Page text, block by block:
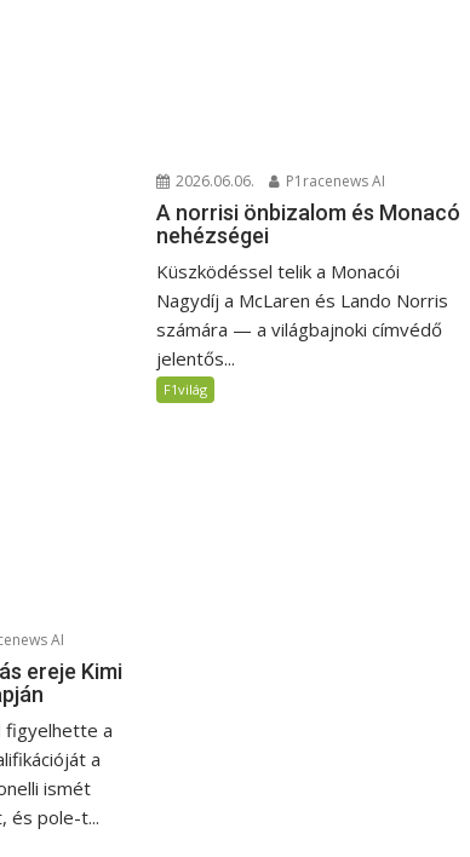
2026.06.06. P1racenews AI
A norrisi önbizalom és Monacó
nehézségei
Küszködéssel telik a Monacói
Nagydíj a McLaren és Lando Norris
számára — a világbajnoki címvédő
jelentős...
F1világ
AI
ereje Kimi
figyelhette a
a
ismét
és pole-t...